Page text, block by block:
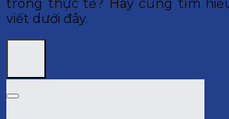
trong thực tế? Hãy cùng tìm
viết dưới đây.